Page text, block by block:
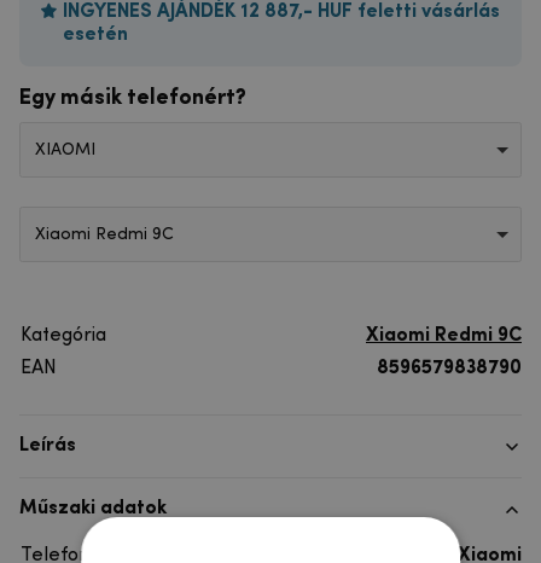
INGYENES AJÁNDÉK 12 887,- HUF feletti vásárlás
esetén
Egy másik telefonért?
XIAOMI
Xiaomi Redmi 9C
Kategória
Xiaomi Redmi 9C
EAN
8596579838790
Leírás
Műszaki adatok
Telefon márka
Xiaomi